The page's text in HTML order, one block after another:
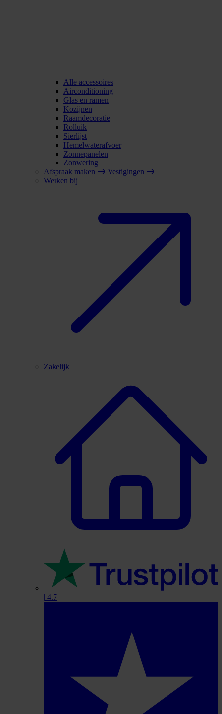
Alle accessoires
Airconditioning
Glas en ramen
Kozijnen
Raamdecoratie
Rolluik
Sierlijst
Hemelwaterafvoer
Zonnepanelen
Zonwering
Afspraak maken
Vestigingen
Werken bij
Zakelijk
| 4.7